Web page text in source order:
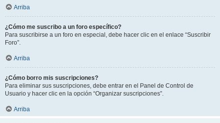
Arriba
¿Cómo me suscribo a un foro específico?
Para suscribirse a un foro en especial, debe hacer clic en el enlace “Suscribir
Foro”.
Arriba
¿Cómo borro mis suscripciones?
Para eliminar sus suscripciones, debe entrar en el Panel de Control de
Usuario y hacer clic en la opción “Organizar suscripciones”.
Arriba